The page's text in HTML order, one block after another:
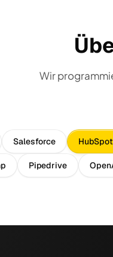
Wir
Salesforce HubSpot
Pipedrive